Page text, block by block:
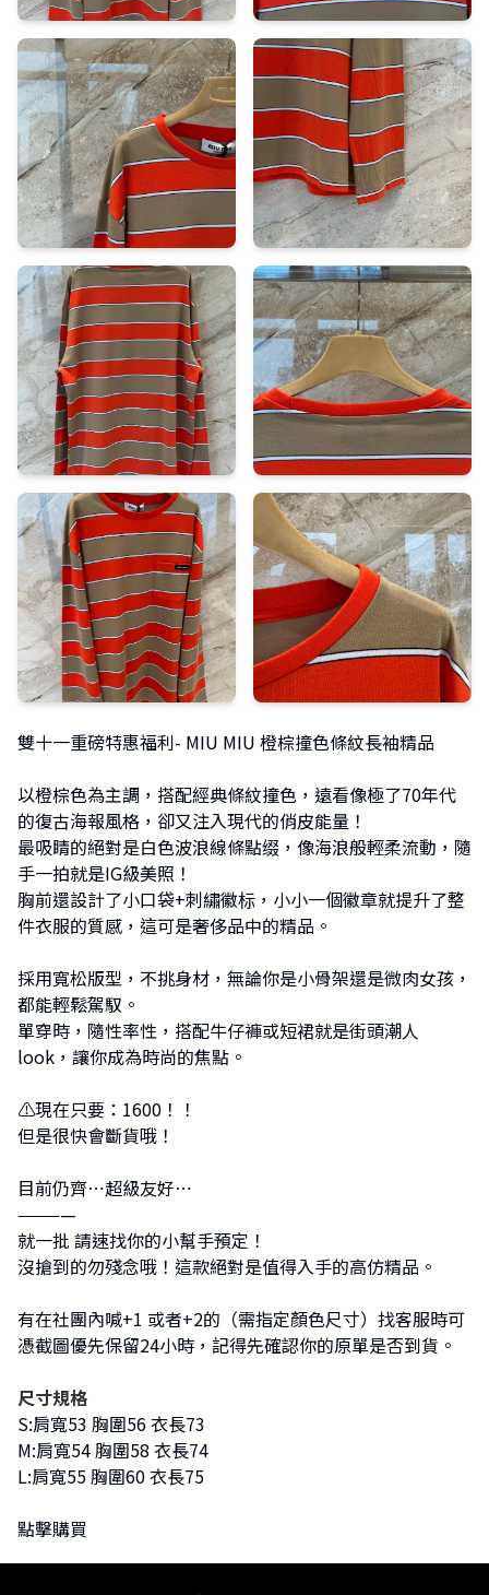
雙十一重磅特惠福利- MIU MIU 橙棕撞色條紋長袖精品
以橙棕色為主調，搭配經典條紋撞色，遠看像極了70年代
的復古海報風格，卻又注入現代的俏皮能量！
最吸睛的絕對是白色波浪線條點缀，像海浪般輕柔流動，隨
手一拍就是IG級美照！
胸前還設計了小口袋+刺繡徽标，小小一個徽章就提升了整
件衣服的質感，這可是奢侈品中的精品。
採用寬松版型，不挑身材，無論你是小骨架還是微肉女孩，
都能輕鬆駕馭。
單穿時，隨性率性，搭配牛仔褲或短裙就是街頭潮人
look，讓你成為時尚的焦點。
⚠現在只要：1600！！
但是很快會斷貨哦！
目前仍齊⋯超級友好⋯
————
就一批 請速找你的小幫手預定！
沒搶到的勿殘念哦！這款絕對是值得入手的高仿精品。
有在社團內喊+1 或者+2的（需指定顏色尺寸）找客服時可
憑截圖優先保留24小時，記得先確認你的原單是否到貨。
尺寸規格
S:肩寬53 胸圍56 衣長73
M:肩寬54 胸圍58 衣長74
L:肩寬55 胸圍60 衣長75
點擊購買